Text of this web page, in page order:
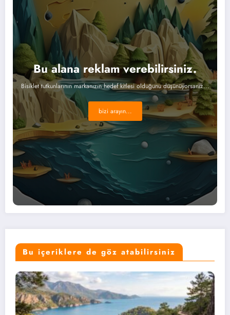
Bu alana reklam verebilirsiniz.
Bisiklet tutkunlarının markanızın hedef kitlesi olduğunu düşünüyorsanız...
bizi arayın...
Bu içeriklere de göz atabilirsiniz